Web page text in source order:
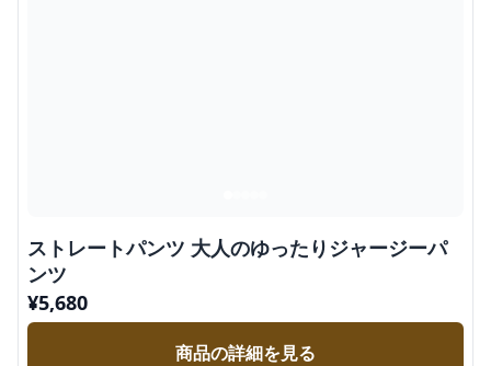
ストレートパンツ 大人のゆったりジャージーパ
ンツ
¥5,680
商品の詳細を見る